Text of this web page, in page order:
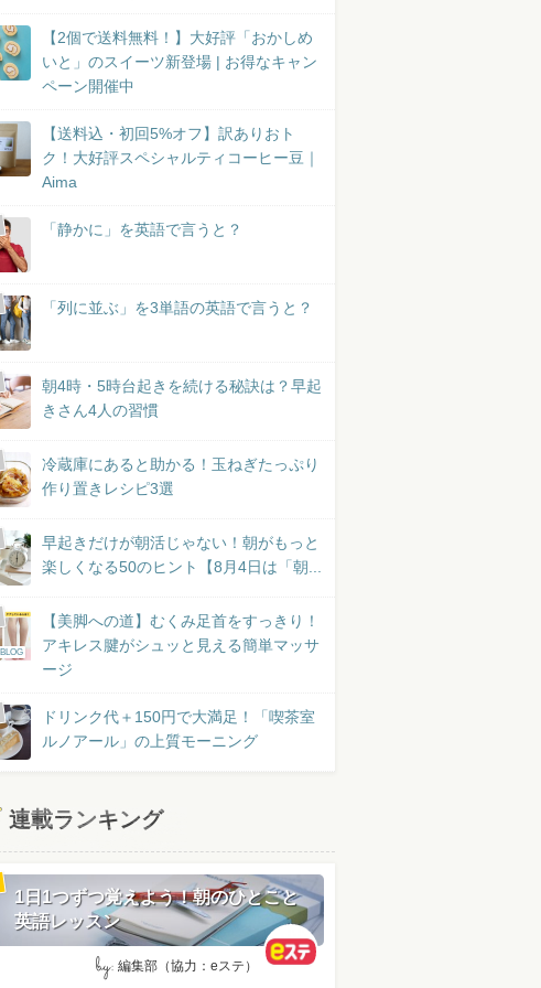
【2個で送料無料！】大好評「おかしめ
いと」のスイーツ新登場 | お得なキャン
ペーン開催中
【送料込・初回5%オフ】訳ありおト
ク！大好評スペシャルティコーヒー豆｜
Aima
「静かに」を英語で言うと？
「列に並ぶ」を3単語の英語で言うと？
朝4時・5時台起きを続ける秘訣は？早起
きさん4人の習慣
冷蔵庫にあると助かる！玉ねぎたっぷり
作り置きレシピ3選
早起きだけが朝活じゃない！朝がもっと
楽しくなる50のヒント【8月4日は「朝...
BLOG
【美脚への道】むくみ足首をすっきり！
アキレス腱がシュッと見える簡単マッサ
ージ
ドリンク代＋150円で大満足！「喫茶室
ルノアール」の上質モーニング
連載ランキング
1日1つずつ覚えよう！朝のひとこと
英語レッスン
by: 編集部（協力：eステ）